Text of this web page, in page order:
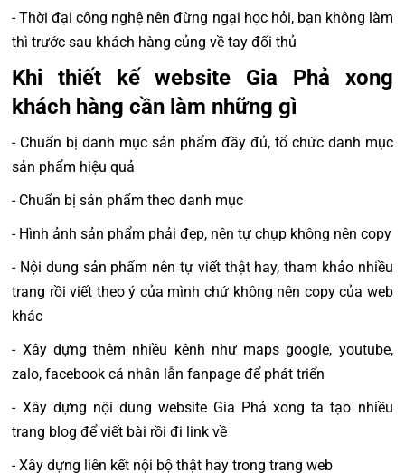
- Thời đại công nghệ nên đừng ngại học hỏi, bạn không làm
thì trước sau khách hàng củng về tay đối thủ
Khi thiết kế website Gia Phả xong
khách hàng cần làm những gì
- Chuẩn bị danh mục sản phẩm đầy đủ, tổ chức danh mục
sản phẩm hiệu quả
- Chuẩn bị sản phẩm theo danh mục
- Hình ảnh sản phẩm phải đẹp, nên tự chụp không nên copy
- Nội dung sản phẩm nên tự viết thật hay, tham khảo nhiều
trang rồi viết theo ý của mình chứ không nên copy của web
khác
- Xây dựng thêm nhiều kênh như maps google, youtube,
zalo, facebook cá nhân lẫn fanpage để phát triển
- Xây dựng nội dung website Gia Phả xong ta tạo nhiều
trang blog để viết bài rồi đi link về
- Xây dựng liên kết nội bộ thật hay trong trang web